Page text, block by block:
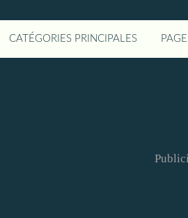
CATÉGORIES PRINCIPALES